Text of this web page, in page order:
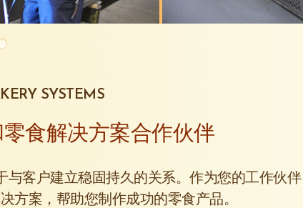
SYSTEMS
食解决方案合作伙伴
客户建立稳固持久的关系。作为您的工作伙
方案，帮助您制作成功的零食产品。